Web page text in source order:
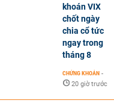
khoán VIX
chốt ngày
chia cổ tức
ngay trong
tháng 8
CHỨNG KHOÁN -
20 giờ trước